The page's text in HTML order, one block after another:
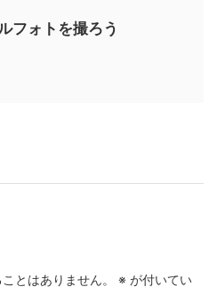
フォトを撮ろう
とはありません。 ※ が付いてい